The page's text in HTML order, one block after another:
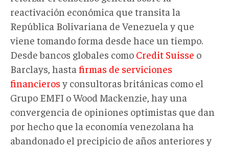
reactivación económica que transita la
República Bolivariana de Venezuela y que
viene tomando forma desde hace un tiempo.
Desde bancos globales como Credit Suisse o
Barclays, hasta firmas de serviciones
financieros y consultoras británicas como el
Grupo EMFI o Wood Mackenzie, hay una
convergencia de opiniones optimistas que dan
por hecho que la economía venezolana ha
abandonado el precipicio de años anteriores y